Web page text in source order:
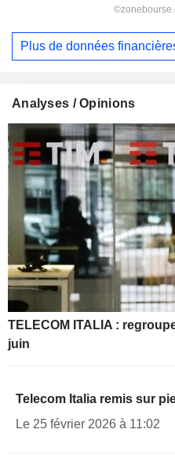
Plus de données
Analyses / Opinions
TELECOM ITALIA :
juin
Telecom Italia remis sur
Le 25 février 2026 à 11:02